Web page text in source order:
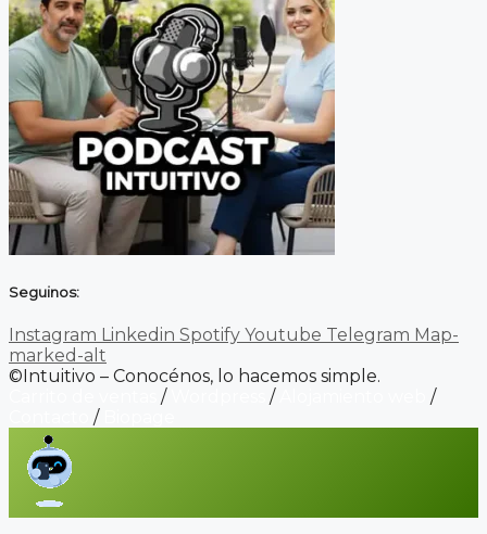
Seguinos:
Instagram Linkedin Spotify Youtube Telegram Map-
marked-alt
©Intuitivo – Conocénos, lo hacemos simple.
/ /
/
/